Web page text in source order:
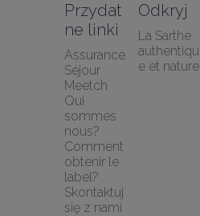
Przydat
ne linki
Assurance
Séjour
Meetch
Qui
sommes
nous?
Comment
obtenir le
label?
Skontaktuj
się z nami
Odkryj
La Sarthe
authentiqu
e et nature